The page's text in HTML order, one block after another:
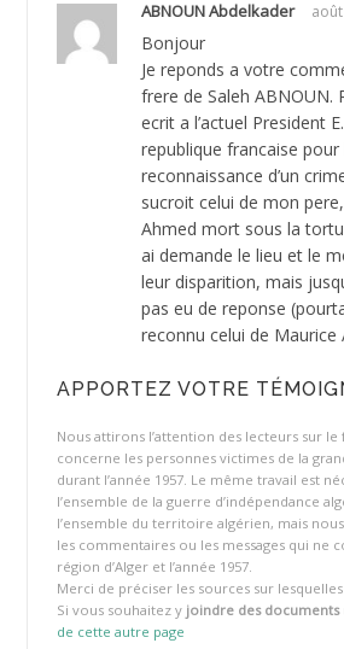
ABNOUN Abdelkader
Bonjour
Je reponds a votre
frere de Saleh ABNOUN.
ecrit a l’actuel President
republique francaise pour
reconnaissance d’un
sucroit celui de mon
Ahmed mort sous la
ai demande le lieu et le
leur disparition, mais
pas eu de reponse
reconnu celui de Maurice
APPORTEZ VOTRE
Nous attirons l’attention des lecteurs sur le
concerne les personnes victimes de la
durant l’année 1957. Le même travail est
l’ensemble de la guerre d’indépendance
l’ensemble du territoire algérien, mais
les commentaires ou les messages qui ne
région d’Alger et l’année 1957.
Merci de préciser les sources sur lesquelles
Si vous souhaitez y joindre des documents
de cette autre page